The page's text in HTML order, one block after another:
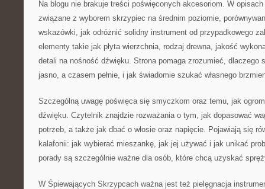
Na blogu nie brakuje treści poświęconych akcesoriom. W
związane z wyborem skrzypiec na średnim poziomie,
wskazówki, jak odróżnić solidny instrument od przypadkowego
elementy takie jak płyta wierzchnia, rodzaj drewna, jakość
detali na nośność dźwięku. Strona pomaga zrozumieć, dlaczego
jasno, a czasem pełnie, i jak świadomie szukać własnego
Szczególną uwagę poświęca się smyczkom oraz temu, jak
dźwięku. Czytelnik znajdzie rozważania o tym, jak dopasować
potrzeb, a także jak dbać o włosie oraz napięcie. Pojawiają się
kalafonii: jak wybierać mieszankę, jak jej używać i jak unikać
porady są szczególnie ważne dla osób, które chcą uzyskać
W Śpiewających Skrzypcach ważna jest też pielęgnacja